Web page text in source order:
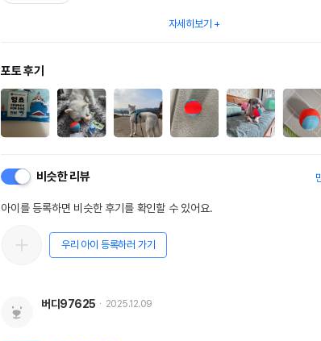
자세히보기
포토 후기
비슷한 리뷰
아이를 등록하면 비슷한 후기를 확인할 수 있어요.
우리 아이 등록하러 가기
버디97625 2025.12.09